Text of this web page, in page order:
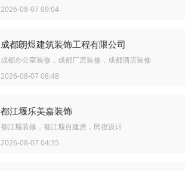
2026-08-07 09:04
成都朗煜建筑装饰工程有限公司
成都办公室装修，成都厂房装修，成都酒店装修
2026-08-07 08:48
都江堰乐美嘉装饰
都江堰装修，都江堰自建房，民宿设计
2026-08-07 04:35